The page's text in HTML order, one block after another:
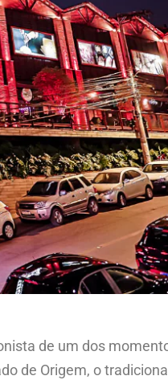
de um dos
de Origem, o